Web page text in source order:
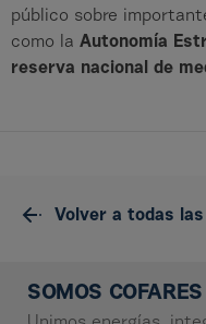
público sobre
como la Autonomía
reserva nacional de
Volver a todas
SOMOS COFARES